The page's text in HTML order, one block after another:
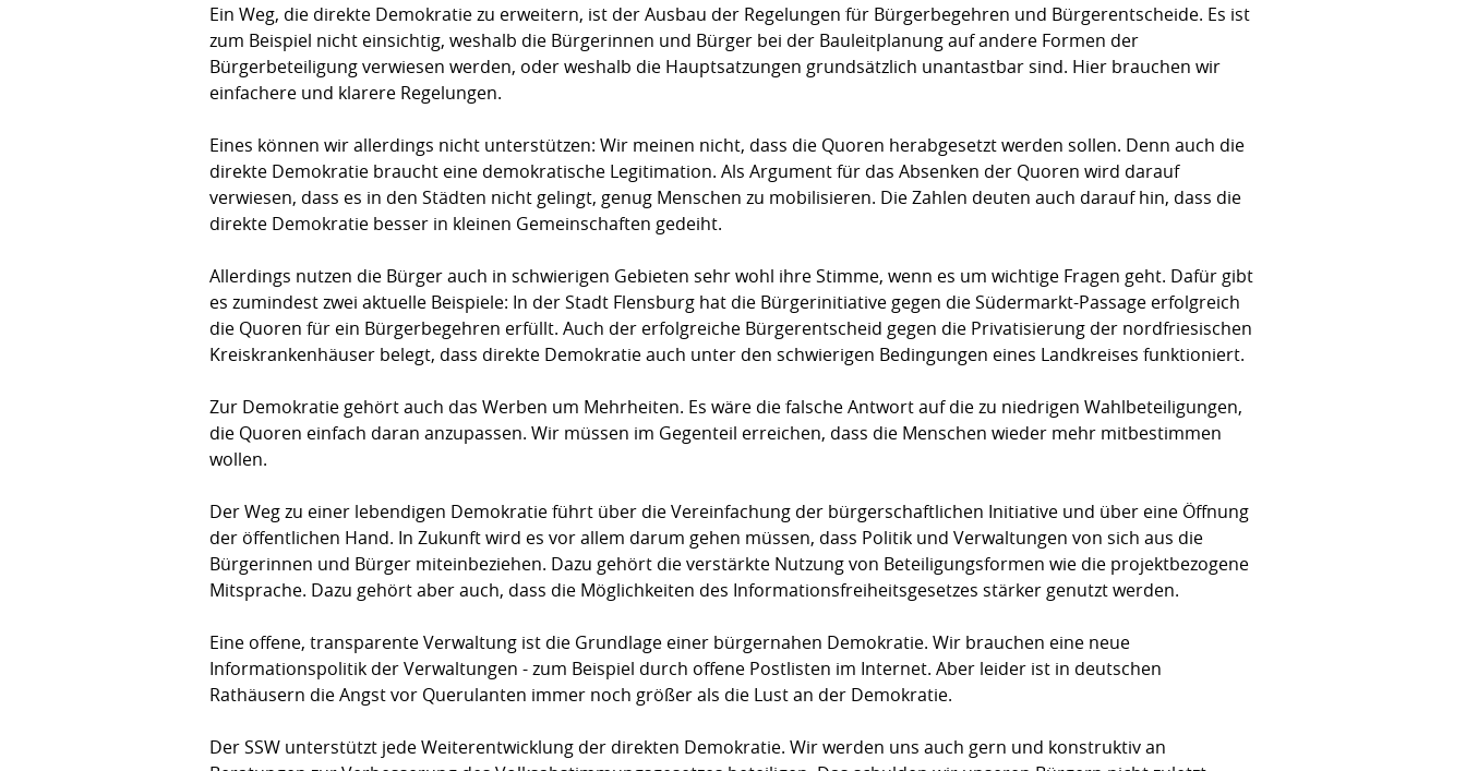
Ein Weg, die direkte Demokratie zu erweitern, ist der Ausbau der Regelungen für Bürger­be­gehren und Bürgerentscheide. Es ist
zum Beispiel nicht einsich­tig, weshalb die Bürgerinnen und Bürger bei der Bauleitplanung auf andere Formen der
Bürgerbeteiligung verwiesen wer­den, oder weshalb die Hauptsatzungen grundsätzlich unantastbar sind. Hier brauchen wir
einfachere und klarere Regelungen.
Eines können wir allerdings nicht unterstützen: Wir meinen nicht, dass die Quoren herabgesetzt werden sollen. Denn auch die
direkte Demo­­­kratie braucht eine demokratische Legitimation. Als Argu­ment für das Absenken der Quoren wird darauf
verwiesen, dass es in den Städten nicht ge­lingt, genug Menschen zu mobilisieren. Die Zahlen deuten auch darauf hin, dass die
direkte Demo­kratie besser in klei­nen Gemeinschaften gedeiht.
Allerdings nutzen die Bürger auch in schwie­­­­rigen Gebieten sehr wohl ihre Stimme, wenn es um wichtige Fragen geht. Dafür gibt
es zumindest zwei aktuelle Beispiele: In der Stadt Flensburg hat die Bürger­initia­tive gegen die Südermarkt-Passage erfolgreich
die Quoren für ein Bürgerbegehren erfüllt. Auch der erfolg­reiche Bürger­ent­scheid gegen die Privatisierung der nord­frie­si­schen
Kreiskrankenhäuser belegt, dass direk­te Demokratie auch unter den schwierigen Bedin­gungen eines Landkreises funktioniert.
Zur Demokratie gehört auch das Werben um Mehr­heiten. Es wäre die falsche Antwort auf die zu niedrigen Wahl­betei­ligungen,
die Quoren einfach daran anzupassen. Wir müssen im Ge­gen­­teil erreichen, dass die Menschen wieder mehr mit­bestimmen
wollen.
Der Weg zu einer lebendigen Demokratie führt über die Vereinfachung der bürgerschaftlichen Ini­­tia­­tive und über eine Öffnung
der öffentlichen Hand. In Zukunft wird es vor allem darum gehen müssen, dass Politik und Verwaltungen von sich aus die
Bürgerinnen und Bürger miteinbeziehen. Dazu ge­hört die verstärkte Nutzung von Beteiligungsformen wie die projektbezo­gene
Mit­sprache. Dazu gehört aber auch, dass die Mög­lichkeiten des Infor­ma­­ti­ons­freiheits­geset­zes stär­ker genutzt wer­den.
Eine offene, transparente Verwaltung ist die Grundlage einer bürger­na­hen Demokratie. Wir brauchen eine neue
Informationspolitik der Verwal­tungen - zum Beispiel durch offe­ne Post­listen im Internet. Aber leider ist in deutschen
Rathäusern die Angst vor Querulanten immer noch größer als die Lust an der Demokratie.
Der SSW unterstützt jede Weiterentwicklung der direkten Demokratie. Wir werden uns auch gern und konstruktiv an